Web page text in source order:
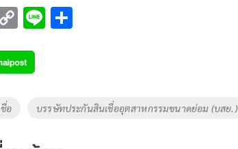
C
p
y
Li
อ บรรษัทประกันสินเชื่ออุตสาหกรรมขนาดย่อม (บสย.)